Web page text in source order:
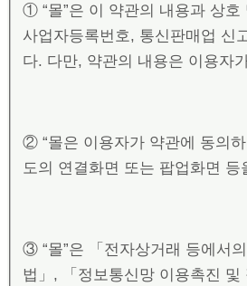
① “몰”은 이 약관의 내용과 상
사업자등록번호, 통신판매업 신
다. 다만, 약관의 내용은 이용자
② “몰은 이용자가 약관에 동의
도의 연결화면 또는 팝업화면
③ “몰”은 「전자상거래 등에서
법」, 「정보통신망 이용촉진